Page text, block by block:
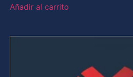
Añadir al carrito